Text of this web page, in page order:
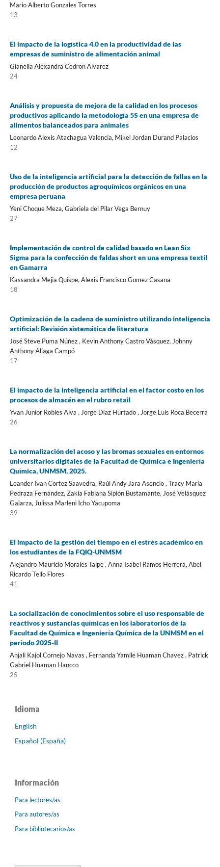
Mario Alberto Gonzales Torres
13
El impacto de la logística 4.0 en la productividad de las
empresas de suministro de alimentación animal
Gianella Alexandra Cedron Alvarez
24
Análisis y propuesta de mejora de la calidad en los procesos
productivos aplicando la metodología 5S en una empresa de
alimentos balanceados para animales
Leonardo Alexis Atachagua Valencia, Mikel Jordan Durand Palacios
12
Uso de la inteligencia artificial para la detección de fallas en la
producción de productos agroquímicos orgánicos en una
empresa peruana
Yeni Choque Meza, Gabriela del Pilar Vega Bernuy
27
Implementación de control de calidad basado en Lean Six
Sigma para la confección de faldas short en una empresa textil
en Gamarra
Kassandra Mejia Quispe, Alexis Francisco Gomez Casana
18
Optimización de la cadena de suministro utilizando inteligencia
artificial: Revisión sistemática de literatura
José Steve Puma Núńez , Kevin Anthony Castro Vásquez, Johnny
Anthony Aliaga Campó
17
El impacto de la inteligencia artificial en el factor costo en los
procesos de almacén en el rubro retail
Yvan Junior Robles Alva , Jorge Díaz Hurtado , Jorge Luis Roca Becerra
26
La normalización del acoso y las bromas sexuales en entornos
universitarios digitales de la Facultad de Química e Ingeniería
Química, UNMSM, 2025.
Leander Ivan Cortez Saavedra, Raúl Andy Jara Asencio , Tracy María
Pedraza Fernández, Zakia Fabiana Sipión Bustamante, José Velásquez
Galarza, Julissa Marleni Icho Yacupoma
39
El impacto de la gestión del tiempo en el estrés académico en
los estudiantes de la FQIQ-UNMSM
Alejandro Mauricio Morales Taipe , Anna Isabel Ramos Herrera, Abel
Ricardo Tello Flores
41
La socialización de conocimientos sobre el uso responsable de
reactivos y sustancias químicas en los laboratorios de la
Facultad de Química e Ingeniería Química de la UNMSM en el
periodo 2025-II
Anjali Kajol Cornejo Navas , Fernanda Yamile Huaman Chavez , Patrick
Gabriel Huaman Hancco
25
Idioma
English
Español (España)
Información
Para lectores/as
Para autores/as
Para bibliotecarios/as